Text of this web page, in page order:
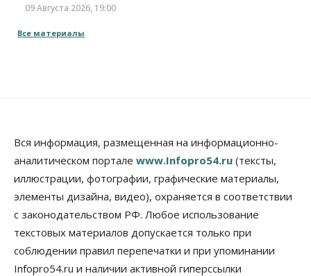
09 Августа 2026, 19:00
Бизнес Недвижимость
09 Августа 2026, 17:00
Транспортный коридор Абакан-Бийск предлагают
строить по концессии
09 Августа 2026, 16:00
Общество
«Солнечный день» приватизирует
муниципальное имущество в Новосибирске
Все материалы
Вся информация, размещенная на информационно-
аналитическом портале www.Infopro54.ru (тексты,
иллюстрации, фотографии, графические материалы,
элементы дизайна, видео), охраняется в соответствии
с законодательством РФ. Любое использование
текстовых материалов допускается только при
соблюдении правил перепечатки и при упоминании
Infopro54.ru и наличии активной гиперссылки